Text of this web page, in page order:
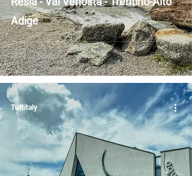
Adige
Tuttitaly